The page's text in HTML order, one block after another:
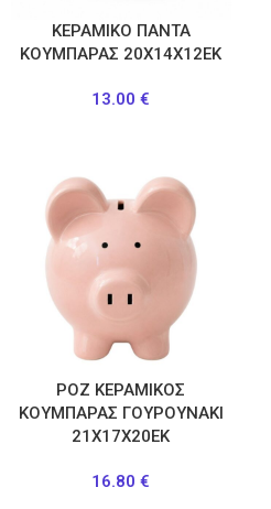
ΚΕΡΑΜΙΚΟ ΠΑΝΤΑ
ΚΟΥΜΠΑΡΑΣ 20Χ14Χ12ΕΚ
13.00 €
ΡΟΖ ΚΕΡΑΜΙΚΟΣ
ΚΟΥΜΠΑΡΑΣ ΓΟΥΡΟΥΝΑΚΙ
21Χ17Χ20ΕΚ
16.80 €